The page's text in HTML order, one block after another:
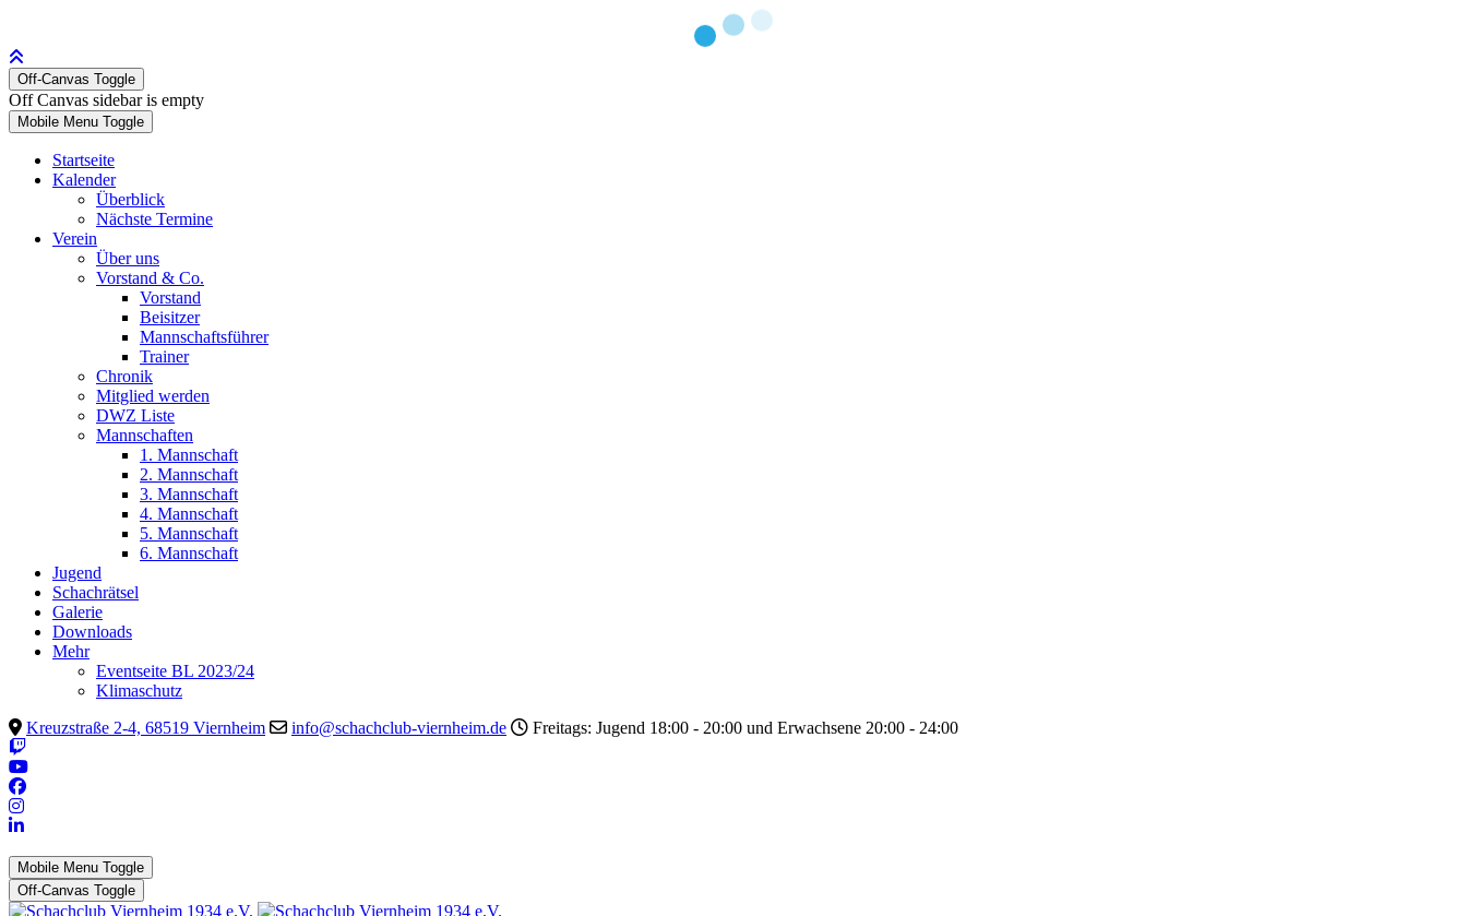
Off-Canvas Toggle
Off Canvas sidebar is empty
Mobile Menu Toggle
Startseite
Kalender
Überblick
Nächste Termine
Verein
Über uns
Vorstand & Co.
Vorstand
Beisitzer
Mannschaftsführer
Trainer
Chronik
Mitglied werden
DWZ Liste
Mannschaften
1. Mannschaft
2. Mannschaft
3. Mannschaft
4. Mannschaft
5. Mannschaft
6. Mannschaft
Jugend
Schachrätsel
Galerie
Downloads
Mehr
Eventseite BL 2023/24
Klimaschutz
Kreuzstraße 2-4, 68519 Viernheim
info@schachclub-viernheim.de Freitags: Jugend 18:00 - 20:00 und Erwachsene 20:00 - 24:00
Mobile Menu Toggle
Off-Canvas Toggle